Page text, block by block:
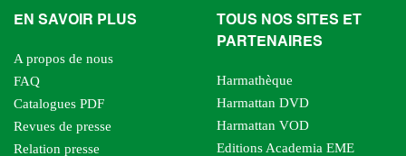
EN SAVOIR PLUS
A propos de nous
FAQ
Catalogues PDF
Revues de presse
Relation presse
TOUS NOS SITES ET
PARTENAIRES
Harmathèque
Harmattan DVD
Harmattan VOD
Editions Academia EME